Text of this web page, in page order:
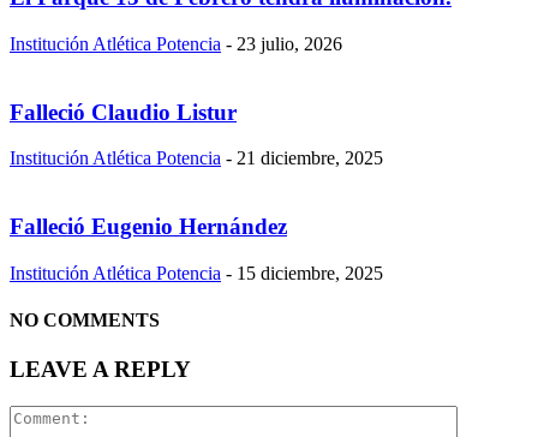
Institución Atlética Potencia - 23 julio, 2026
Falleció Claudio Listur
Institución Atlética Potencia - 21 diciembre, 2025
Falleció Eugenio Hernández
Institución Atlética Potencia - 15 diciembre, 2025
NO COMMENTS
LEAVE A REPLY